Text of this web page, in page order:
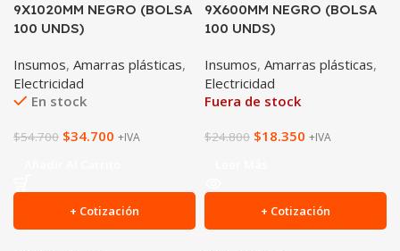
9X1020MM NEGRO (BOLSA
100 UNDS)
Insumos, Amarras plásticas,
Electricidad
En stock
$54.700 $34.700 +IVA
+ Cotización
9X600MM NEGRO (BOLSA
100 UNDS)
Insumos, Amarras plásticas,
Electricidad
Fuera de stock
$24.800 $18.350 +IVA
+ Cotización